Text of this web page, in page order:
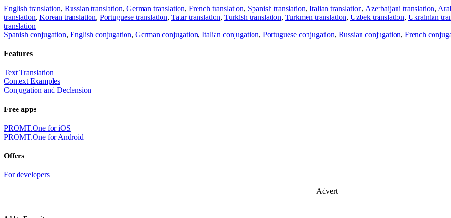
English translation, Russian translation, German translation, French translation, Spanish translation, Italian translation, Azerbaijani translation,
translation, Korean translation, Portuguese translation, Tatar translation, Turkish translation, Turkmen translation, Uzbek translation, Ukrainian
translation
Spanish conjugation, English conjugation, German conjugation, Italian conjugation, Portuguese conjugation, Russian conjugation, French
Features
Text Translation
Context Examples
Conjugation and Declension
Free apps
PROMT.One for iOS
PROMT.One for Android
Offers
For developers
Advert